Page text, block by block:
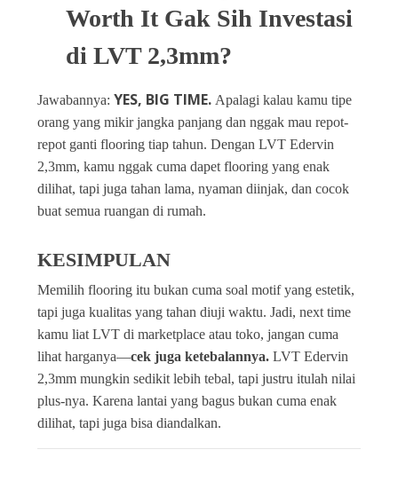
Worth It Gak Sih Investasi
di LVT 2,3mm?
Jawabannya: YES, BIG TIME. Apalagi kalau kamu tipe
orang yang mikir jangka panjang dan nggak mau repot-
repot ganti flooring tiap tahun. Dengan LVT Edervin
2,3mm, kamu nggak cuma dapet flooring yang enak
dilihat, tapi juga tahan lama, nyaman diinjak, dan cocok
buat semua ruangan di rumah.
KESIMPULAN
Memilih flooring itu bukan cuma soal motif yang estetik,
tapi juga kualitas yang tahan diuji waktu. Jadi, next time
kamu liat LVT di marketplace atau toko, jangan cuma
lihat harganya—cek juga ketebalannya. LVT Edervin
2,3mm mungkin sedikit lebih tebal, tapi justru itulah nilai
plus-nya. Karena lantai yang bagus bukan cuma enak
dilihat, tapi juga bisa diandalkan.